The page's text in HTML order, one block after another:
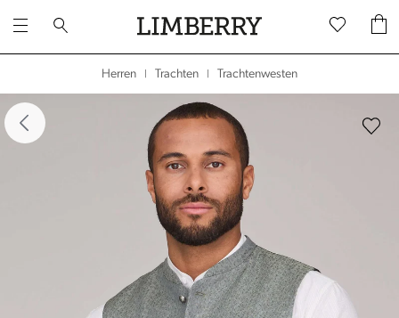
Herren Trachten Trachtenwesten
überspringen